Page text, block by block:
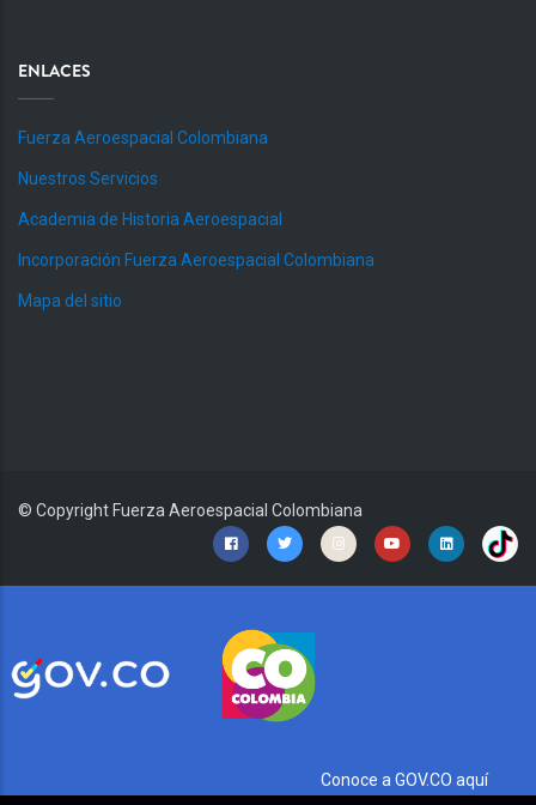
ENLACES
Fuerza Aeroespacial Colombiana
Nuestros Servicios
Academia de Historia Aeroespacial
Incorporación Fuerza Aeroespacial Colombiana
Mapa del sitio
© Copyright Fuerza Aeroespacial Colombiana
Conoce a GOV.CO aquí